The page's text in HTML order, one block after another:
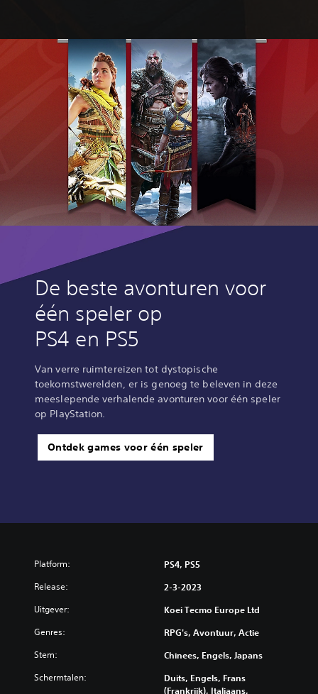
De beste avonturen voor
één speler op
PS4 en PS5
Van verre ruimtereizen tot dystopische
toekomstwerelden, er is genoeg te beleven in deze
meeslepende verhalende avonturen voor één speler
op PlayStation.
Ontdek games voor één speler
Platform: PS4, PS5
Release: 2-3-2023
Uitgever: Koei Tecmo Europe Ltd
Genres: RPG's, Avontuur, Actie
Stem: Chinees, Engels, Japans
Schermtalen:
Duits, Engels, Frans
(Frankrijk), Italiaans,